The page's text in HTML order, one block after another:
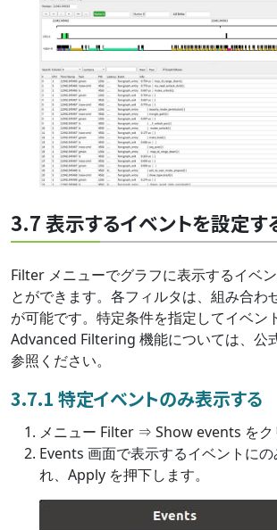
3.7 表示するイベントを設定する
Filter メニューでグラフに表示するイベ
とができます。各フィルタは、組み合わ
が可能です。特定条件を指定してイベン
Advanced Filtering 機能については、公
参照ください。
3.7.1 特定イベントのみ表示する
メニュー Filter ⇒ Show events をク
Events 画面で表示するイベントに
れ、Apply を押下します。